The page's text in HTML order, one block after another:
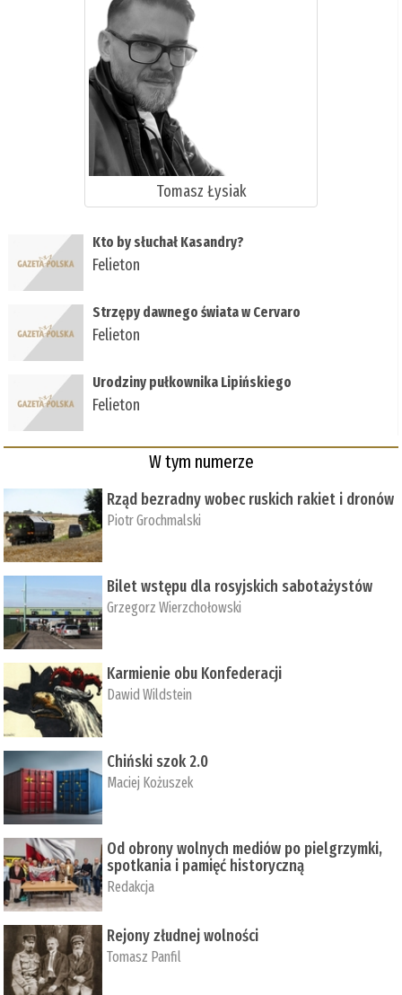
Tomasz Łysiak
Kto by słuchał Kasandry?
Felieton
Strzępy dawnego świata w Cervaro
Felieton
Urodziny pułkownika Lipińskiego
Felieton
W tym numerze
Rząd bezradny wobec ruskich rakiet i dronów
Piotr Grochmalski
Bilet wstępu dla rosyjskich sabotażystów
Grzegorz Wierzchołowski
Karmienie obu Konfederacji
Dawid Wildstein
Chiński szok 2.0
Maciej Kożuszek
Od obrony wolnych mediów po pielgrzymki,
spotkania i pamięć historyczną
Redakcja
Rejony złudnej wolności
Tomasz Panfil